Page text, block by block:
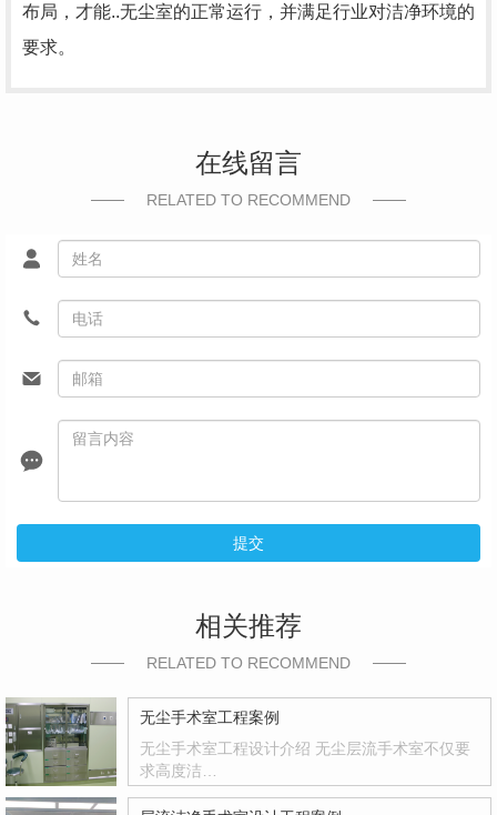
布局，才能..无尘室的正常运行，并满足行业对洁净环境的
要求。
在线留言
RELATED TO RECOMMEND
提交
相关推荐
RELATED TO RECOMMEND
无尘手术室工程案例
无尘手术室工程设计介绍 无尘层流手术室不仅要
求高度洁…